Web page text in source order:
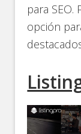
para
opción